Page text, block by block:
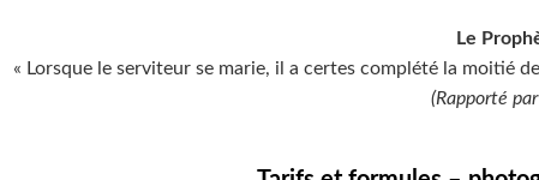
Le
« Lorsque le serviteur se marie, il a certes complété la moitié
(Rapporté